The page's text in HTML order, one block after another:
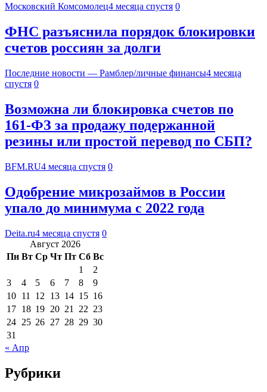
Московский Комсомолец4 месяца спустя 0
ФНС разъяснила порядок блокировки
счетов россиян за долги
Последние новости — Рамблер/личные финансы4 месяца
спустя 0
Возможна ли блокировка счетов по
161-ФЗ за продажу подержанной
резины или простой перевод по СБП?
BFM.RU4 месяца спустя 0
Одобрение микрозаймов в России
упало до минимума с 2022 года
Deita.ru4 месяца спустя 0
Август 2026
Пн Вт Ср Чт Пт Сб Вс
1
2
3
4 5 6 7 8
9
10 11 12 13 14 15 16
17 18 19 20 21 22 23
24 25 26 27 28 29 30
31
« Апр
Рубрики